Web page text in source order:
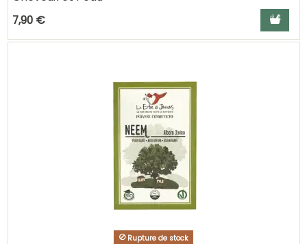
7,90 €
Ajouter
Rupture de stock